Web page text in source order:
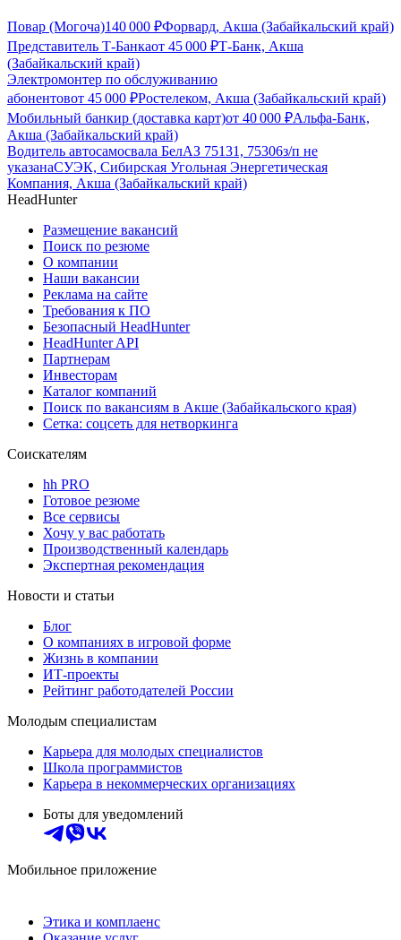
Повар (Могоча)140 000 ₽Форвард, Акша (Забайкальский край)
Представитель Т-Банкаот 45 000 ₽Т-Банк, Акша
(Забайкальский край)
Электромонтер по обслуживанию
абонентовот 45 000 ₽Ростелеком, Акша (Забайкальский край)
Мобильный банкир (доставка карт)от 40 000 ₽Альфа-Банк,
Акша (Забайкальский край)
Водитель автосамосвала БелАЗ 75131, 75306з/п не
указанаСУЭК, Сибирская Угольная Энергетическая
Компания, Акша (Забайкальский край)
HeadHunter
Размещение вакансий
Поиск по резюме
О компании
Наши вакансии
Реклама на сайте
Требования к ПО
Безопасный HeadHunter
HeadHunter API
Партнерам
Инвесторам
Каталог компаний
Поиск по вакансиям в Акше (Забайкальского края)
Сетка: соцсеть для нетворкинга
Соискателям
hh PRO
Готовое резюме
Все сервисы
Хочу у вас работать
Производственный календарь
Экспертная рекомендация
Новости и статьи
Блог
О компаниях в игровой форме
Жизнь в компании
ИТ-проекты
Рейтинг работодателей России
Молодым специалистам
Карьера для молодых специалистов
Школа программистов
Карьера в некоммерческих организациях
Боты для уведомлений
Мобильное приложение
Этика и комплаенс